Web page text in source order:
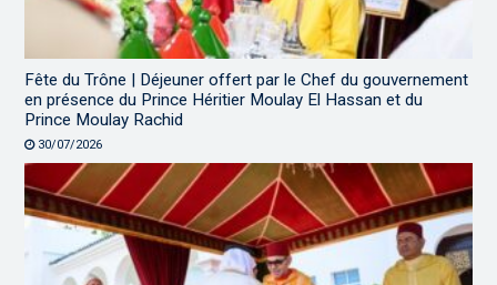
Fête du Trône | Déjeuner offert par le Chef du gouvernement
en présence du Prince Héritier Moulay El Hassan et du
Prince Moulay Rachid
30/07/2026